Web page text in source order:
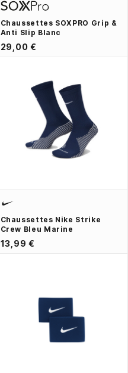
Chaussettes SOXPRO Grip &
Anti Slip Blanc
29,00 €
Chaussettes Nike Strike
Crew Bleu Marine
13,99 €